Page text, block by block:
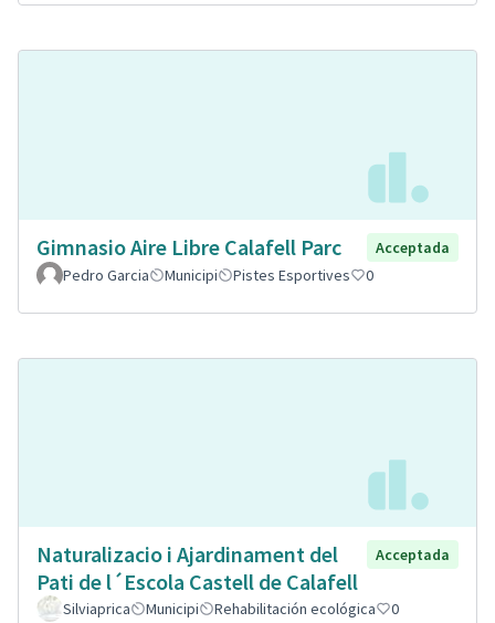
Gimnasio Aire Libre Calafell Parc
Acceptada
Pedro Garcia
Municipi Pistes Esportives 0
Naturalizacio i Ajardinament del
Pati de l´Escola Castell de Calafell
Acceptada
Silviaprica Municipi Rehabilitación ecológica 0